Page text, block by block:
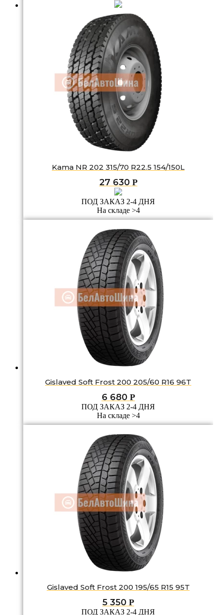
Kama NR 202 315/70 R22.5 154/150L
27 630 Р
ПОД ЗАКАЗ 2-4 ДНЯ
На складе >4
Gislaved Soft Frost 200 205/60 R16 96T
6 680 Р
ПОД ЗАКАЗ 2-4 ДНЯ
На складе >4
Gislaved Soft Frost 200 195/65 R15 95T
5 350 Р
ПОД ЗАКАЗ 2-4 ДНЯ